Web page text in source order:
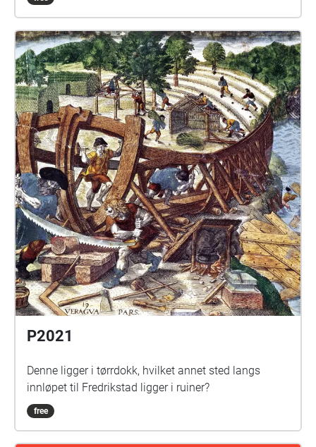
P2021
Denne ligger i tørrdokk, hvilket annet sted langs
innløpet til Fredrikstad ligger i ruiner?
free